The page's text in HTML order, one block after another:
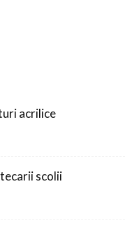
acrilice
scolii